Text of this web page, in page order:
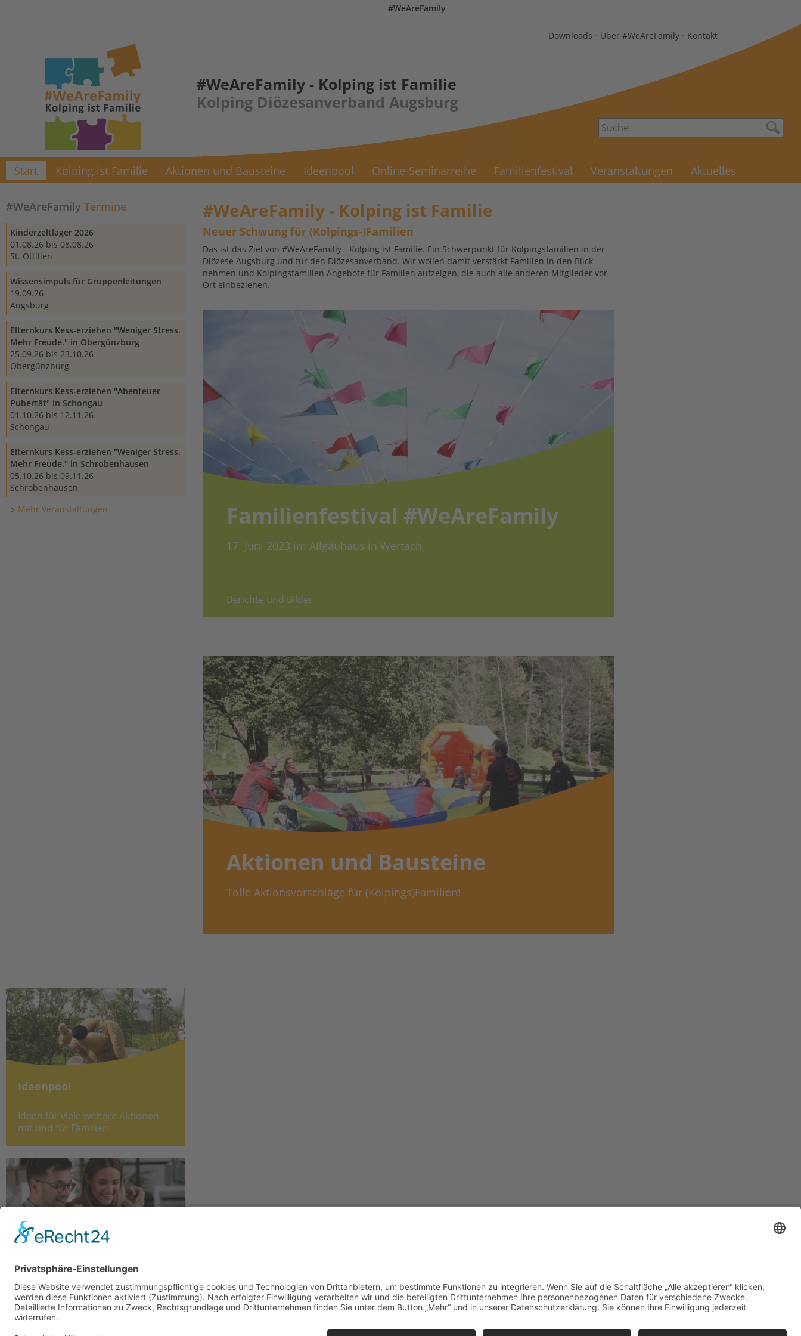
#WeAreFamily
Downloads • Über #WeAreFamily • Kontakt
#WeAreFamily - Kolping ist Familie
Kolping Diözesanverband Augsburg
Start Kolping ist Familie Aktionen und Bausteine Ideenpool Online-Seminarreihe Familienfestival Veranstaltungen Aktuelles
#WeAreFamily Termine
Kinderzeltlager 2026
01.08.26 bis 08.08.26
St. Ottilien
Wissensimpuls für Gruppenleitungen
19.09.26
Augsburg
Elternkurs Kess-erziehen "Weniger Stress.
Mehr Freude." in Obergünzburg
25.09.26 bis 23.10.26
Obergünzburg
Elternkurs Kess-erziehen "Abenteuer
Pubertät" in Schongau
01.10.26 bis 12.11.26
Schongau
Elternkurs Kess-erziehen "Weniger Stress.
Mehr Freude." in Schrobenhausen
05.10.26 bis 09.11.26
Schrobenhausen
Mehr Veranstaltungen
#WeAreFamily - Kolping ist Familie
Neuer Schwung für (Kolpings-)Familien
Das ist das Ziel von #WeAreFamiliy - Kolping ist Familie. Ein Schwerpunkt für Kolpingsfamilien in der
Diözese Augsburg und für den Diözesanverband. Wir wollen damit verstärkt Familien in den Blick
nehmen und Kolpingsfamilien Angebote für Familien aufzeigen, die auch alle anderen Mitglieder vor
Ort einbeziehen.
Familienfestival #WeAreFamily
17. Juni 2023 im Allgäuhaus in Wertach
Berichte und Bilder
Aktionen und Bausteine
Tolle Aktionsvorschläge für (Kolpings)Familien!
Ideenpool
Ideen für viele weitere Aktionen
mit und für Familien
Familiennetzwerke vor Ort
knüpfen